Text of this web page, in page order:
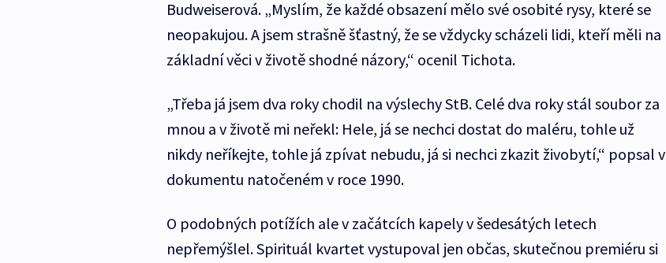
Budweiserová. „Myslím, že každé obsazení mělo své osobité rysy, které se
neopakujou. A jsem strašně šťastný, že se vždycky scházeli lidi, kteří měli na
základní věci v životě shodné názory,“ ocenil Tichota.
„Třeba já jsem dva roky chodil na výslechy StB. Celé dva roky stál soubor za
mnou a v životě mi neřekl: Hele, já se nechci dostat do maléru, tohle už
nikdy neříkejte, tohle já zpívat nebudu, já si nechci zkazit živobytí,“ popsal v
dokumentu natočeném v roce 1990.
O podobných potížích ale v začátcích kapely v šedesátých letech
nepřemýšlel. Spirituál kvartet vystupoval jen občas, skutečnou premiéru si